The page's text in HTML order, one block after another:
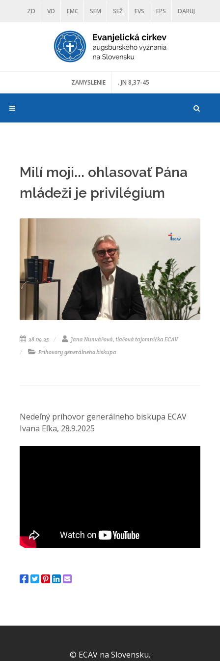
ZD VD EMC SEM SEŽ EVS EPS DARUJ
DIAKONIA ŠKOLY TRANOSCIUS
ZAMYSLENIE . JN 8,37-45
Milí moji... ohlasovať Pána
mládeži je privilégium
28.09.25
Jana Nunvářová, tlačová tajomníčka ECAV
Príhovory generálneho biskupa
Nedeľný príhovor generálneho biskupa ECAV
Ivana Eľka, 28.9.2025
© ECAV na Slovensku.